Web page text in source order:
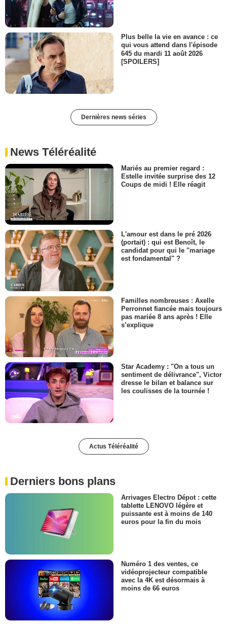
Plus belle la vie en avance : ce
qui vous attend dans l'épisode
645 du mardi 11 août 2026
[SPOILERS]
Dernières news séries
News Téléréalité
Mariés au premier regard :
Estelle invitée surprise des 12
Coups de midi ! Elle réagit
L'amour est dans le pré 2026
(portait) : qui est Benoît, le
candidat pour qui le "mariage
est fondamental" ?
Familles nombreuses : Axelle
Perronnet fiancée mais toujours
pas mariée 8 ans après ! Elle
s’explique
Star Academy : "On a tous un
sentiment de délivrance", Victor
dresse le bilan et balance sur
les coulisses de la tournée !
Actus Téléréalité
Derniers bons plans
Arrivages Electro Dépot : cette
tablette LENOVO légère et
puissante est à moins de 140
euros pour la fin du mois
Numéro 1 des ventes, ce
vidéoprojecteur compatible
avec la 4K est désormais à
moins de 66 euros